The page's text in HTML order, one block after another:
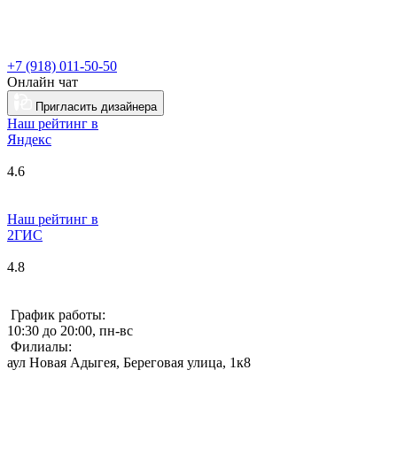
+7 (918) 011-50-50
Онлайн чат
Пригласить дизайнера
Наш рейтинг в
Яндекс
4.6
Наш рейтинг в
2ГИС
4.8
График работы:
10:30 до 20:00, пн-вс
Филиалы:
аул Новая Адыгея, Береговая улица, 1к8